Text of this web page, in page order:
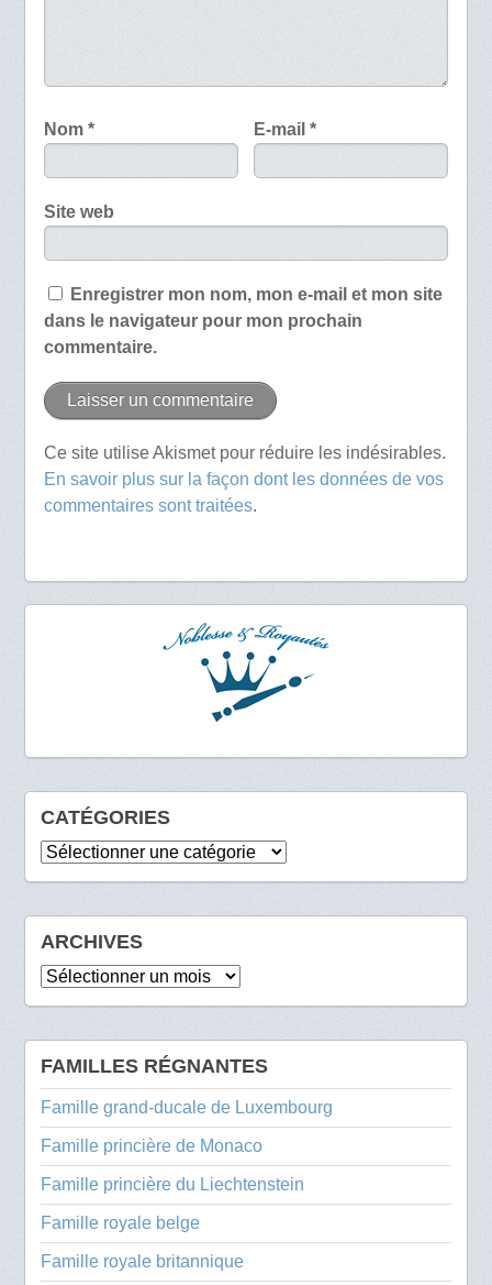
Nom * E-mail*
Site web
Enregistrer mon nom, mon e-mail et mon site
dans le navigateur pour mon prochain
commentaire.
Ce site utilise Akismet pour réduire les indésirables.
En savoir plus sur la façon dont les données de vos
commentaires sont traitées.
CATÉGORIES
Catégories
ARCHIVES
Archives
FAMILLES RÉGNANTES
Famille grand-ducale de Luxembourg
Famille princière de Monaco
Famille princière du Liechtenstein
Famille royale belge
Famille royale britannique